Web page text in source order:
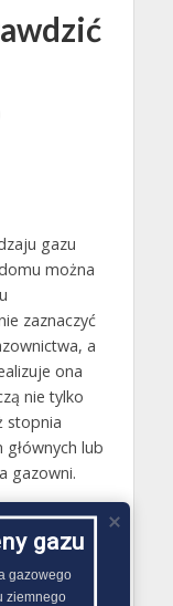
gazu
można
zaznaczyć
a
ona
nie tylko
stopnia
lub
gazowni.
gazu
gazowego
ziemnego